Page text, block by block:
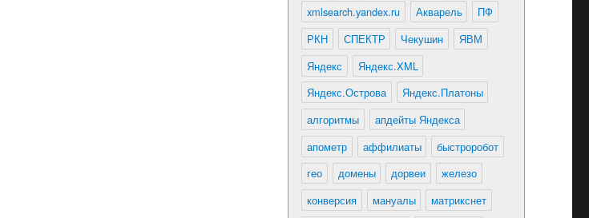
xmlsearch.yandex.ru
Акварель
ПФ
РКН
СПЕКТР Чекушин
ЯВМ
Яндекс
Яндекс.XML
Яндекс.Острова
Яндекс.Платоны
алгоритмы
апдейты Яндекса
апометр
аффилиаты
быстроробот
гео
домены дорвеи
железо
конверсия
мануалы
матрикснет